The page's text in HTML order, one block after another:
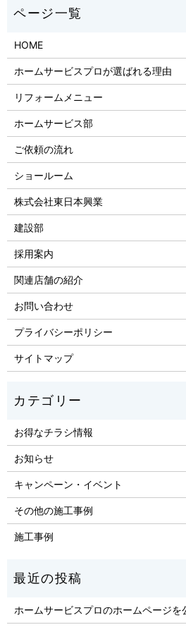
HOME
ホームサービスプロが選ばれる理由
リフォームメニュー
ホームサービス部
ご依頼の流れ
ショールーム
株式会社東日本興業
建設部
採用案内
関連店舗の紹介
お問い合わせ
プライバシーポリシー
サイトマップ
お得なチラシ情報
お知らせ
キャンペーン・イベント
その他の施工事例
施工事例
ホームサービスプロのホームページを